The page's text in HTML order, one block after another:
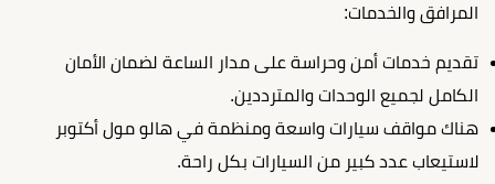
المرافق والخدمات:
تقديم خدمات أمن وحراسة على مدار الساعة لضمان الأمان
الكامل لجميع الوحدات والمترددين.
هناك مواقف سيارات واسعة ومنظمة في هالو مول أكتوبر
لاستيعاب عدد كبير من السيارات بكل راحة.